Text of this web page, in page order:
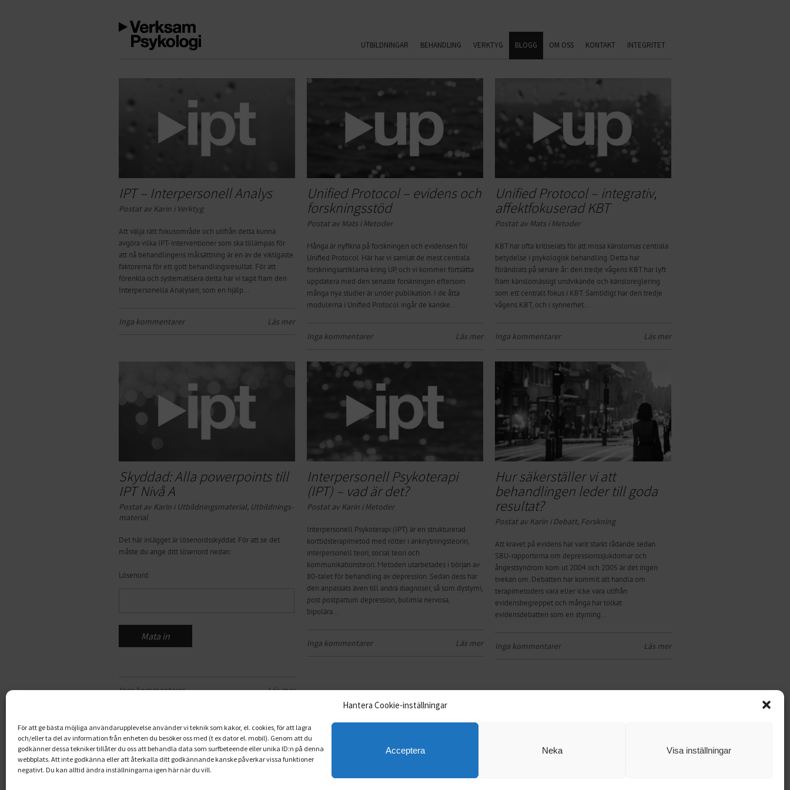
Hantera Cookie-inställningar
För att ge bästa möjliga användarupplevelse använder vi teknik som kakor, el. cookies, för att lagra
och/eller ta del av information från enheten du besöker oss med (t ex dator el. mobil). Genom att du
godkänner dessa tekniker tillåter du oss att behandla data som surfbeteende eller unika ID:n på denna
webbplats. Att inte godkänna eller att återkalla ditt godkännande kanske påverkar vissa funktioner
negativt. Du kan alltid ändra inställningarna igen här när du vill.
Acceptera Neka Visa inställningar
UTBILDNINGAR BEHANDLING VERKTYG BLOGG OM OSS KONTAKT INTEGRITET
IPT – Interpersonell Analys
Postat av Karin i Verktyg
Att välja rätt fokusområde och utifrån detta kunna
avgöra vilka IPT-interventioner som ska tillämpas för
att nå behandlingens målsättning är en av de viktigaste
faktorerna för ett gott behandlingsresultat. För att
förenkla och systematisera detta har vi tagit fram den
Interpersonella Analysen, som en hjälp...
Inga kommentarer Läs mer
Unified Protocol – evidens och
forskningsstöd
Postat av Mats iMetoder
Många är nyfikna på forskningen och evidensen för
Unified Protocol. Här har vi samlat de mest centrala
forskningsartiklarna kring UP, och vi kommer fortsätta
uppdatera med den senaste forskningen eftersom
många nya studier är under publikation. I de åtta
modulerna i Unified Protocol ingår de kanske...
Inga kommentarer Läs mer
Unified Protocol – integrativ,
affektfokuserad KBT
Postat av Mats iMetoder
KBT har ofta kritiserats för att missa känslornas centrala
betydelse i psykologisk behandling. Detta har
förändrats på senare år: den tredje vågens KBT har lyft
fram känslomässigt undvikande och känsloreglering
som ett centralt fokus i KBT. Samtidigt har den tredje
vågens KBT, och i synnerhet...
Inga kommentarer Läs mer
Skyddad: Alla powerpoints till
IPT Nivå A
Postat av Karin i Ut­­bild­n­ing­s­­mat­­er­ial, Ut­­bild­n­ing­s­­
mat­­er­ial
Det här inlägget är lösenordsskyddat. För att se det
måste du ange ditt lösenord nedan:
Lösenord:
Inga kommentarer Läs mer
Interpersonell Psykoterapi
(IPT) – vad är det?
Postat av Karin iMetoder
Interpersonell Psykoterapi (IPT) är en strukturerad
korttidsterapimetod med rötter i anknytningsteorin,
interpersonell teori, social teori och
kommunikationsteori. Metoden utarbetades i början av
80-talet för behandling av depression. Sedan dess har
den anpassats även till andra diagnoser, så som dystymi,
post postpartum depression, bulimia nervosa,
bipolära...
Inga kommentarer Läs mer
Hur säkerställer vi att
behandlingen leder till goda
resultat?
Postat av Karin iDebatt, Forskning
Att kravet på evidens har varit starkt rådande sedan
SBU-rapporterna om depressionssjukdomar och
ångestsyndrom kom ut 2004 och 2005 är det ingen
tvekan om. Debatten har kommit att handla om
terapimetoders vara eller icke vara utifrån
evidensbegreppet och många har tolkat
evidensdebatten som en styrning...
Inga kommentarer Läs mer
1 2 3 4 5 6 7 8 10 11 12 13 14 15 16